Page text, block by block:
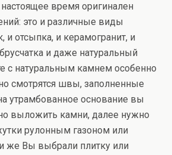
время оригинален
это и различные виды
и отсыпка, и керамогранит, и
и даже натуральный
с натуральным камнем особенно
смотрятся швы, заполненные
утрамбованное основание вы
выложить камни, далее нужно
рулонным газоном или
же Вы выбрали плитку или